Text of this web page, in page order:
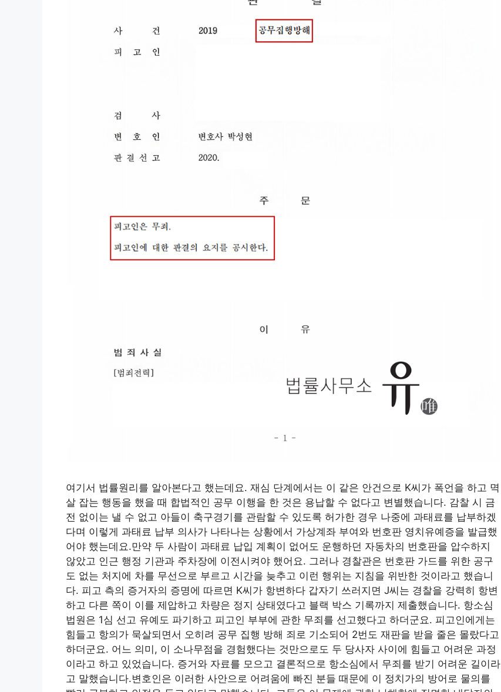
여기서 법률원리를 알아본다고 했는데요. 재심 단계에서는 이 같은 안건으로 K씨가 폭언을 하고 멱
살 잡는 행동을 했을 때 합법적인 공무 이행을 한 것은 용납할 수 없다고 변별했습니다. 감찰 시 금
전 없이는 낼 수 없고 아들이 축구경기를 관람할 수 있도록 허가한 경우 나중에 과태료를 납부하겠
다며 이렇게 과태료 납부 의사가 나타나는 상황에서 가상계좌 부여와 번호판 영치유예증을 발급했
어야 했는데요.만약 두 사람이 과태료 납입 계획이 없어도 운행하던 자동차의 번호판을 압수하지
않았고 인근 행정 기관과 주차장에 이전시켜야 했어요. 그러나 경찰관은 번호판 가드를 위한 공구
도 없는 처지에 차를 무선으로 부르고 시간을 늦추고 이런 행위는 지침을 위반한 것이라고 했습니
다. 피고 측의 증거자의 증명에 따르면 K씨가 항변하다 갑자기 쓰러지면 J씨는 경찰을 강력히 항변
하고 다른 쪽이 이를 제압하고 차량은 정지 상태였다고 블랙 박스 기록까지 제출했습니다. 항소심
법원은 1심 선고 유예도 파기하고 피고인 부부에 관한 무죄를 선고했다고 하더군요. 피고인에게는
힘들고 항의가 묵살되면서 오히려 공무 집행 방해 죄로 기소되어 2번도 재판을 받을 줄은 몰랐다고
하더군요. 어느 의미, 이 소나무점을 경험했다는 것만으로도 두 당사자 사이에 힘들고 어려운 과정
이라고 하고 있었습니다. 증거와 자료를 모으고 결론적으로 항소심에서 무죄를 받기 어려운 길이라
고 말했습니다.변호인은 이러한 사안으로 어려움에 빠진 분들 때문에 이 정치가의 방어로 물의를